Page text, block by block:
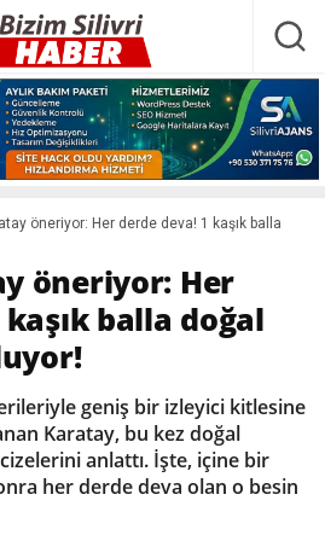
öneriyor: Her derde deva! 1 kaşık balla
öneriyor: Her
balla doğal
geniş bir izleyici kitlesine
Karatay, bu kez doğal
anlattı. İşte, içine bir
her derde deva olan o besin